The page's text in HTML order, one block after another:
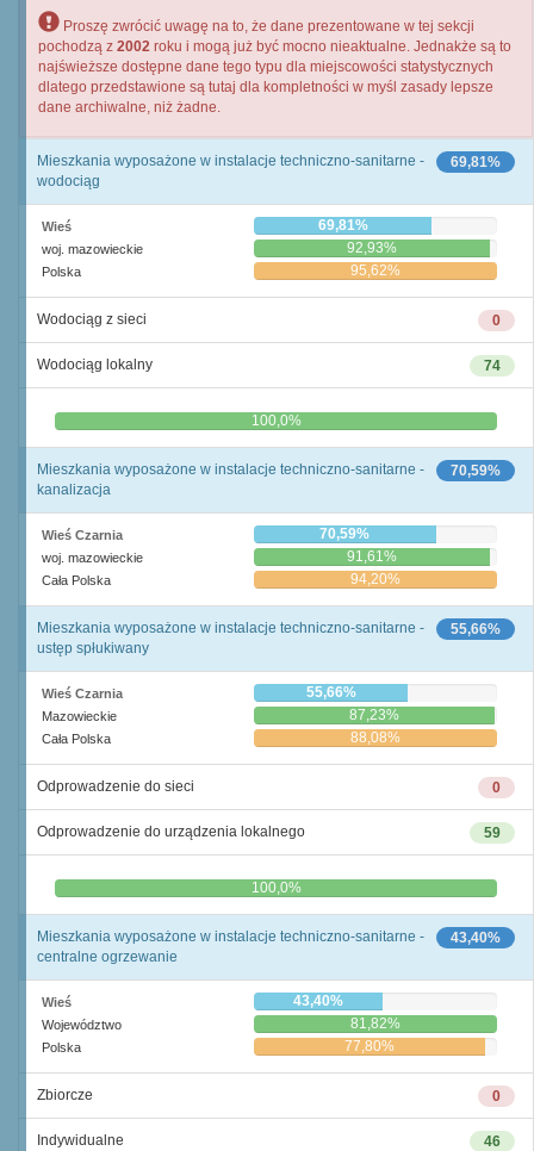
Proszę zwrócić uwagę na to, że dane prezentowane w tej sekcji
pochodzą z 2002 roku i mogą już być mocno nieaktualne. Jednakże są to
najświeższe dostępne dane tego typu dla miejscowości statystycznych
dlatego przedstawione są tutaj dla kompletności w myśl zasady lepsze
dane archiwalne, niż żadne.
69,81%
Mieszkania wyposażone w instalacje techniczno-sanitarne -
wodociąg
Wieś 69,81%
woj. mazowieckie 92,93%
Polska 95,62%
0
Wodociąg z sieci
74
Wodociąg lokalny
0,0% 100,0%
70,59%
Mieszkania wyposażone w instalacje techniczno-sanitarne -
kanalizacja
Wieś Czarnia 70,59%
woj. mazowieckie 91,61%
Cała Polska 94,20%
55,66%
Mieszkania wyposażone w instalacje techniczno-sanitarne -
ustęp spłukiwany
Wieś Czarnia 55,66%
Mazowieckie 87,23%
Cała Polska 88,08%
0
Odprowadzenie do sieci
59
Odprowadzenie do urządzenia lokalnego
0,0% 100,0%
43,40%
Mieszkania wyposażone w instalacje techniczno-sanitarne -
centralne ogrzewanie
Wieś 43,40%
Województwo 81,82%
Polska 77,80%
0
Zbiorcze
46
Indywidualne